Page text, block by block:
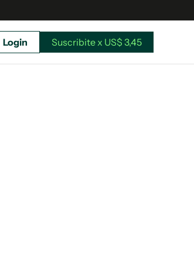
Login Suscribite x US$ 3,45